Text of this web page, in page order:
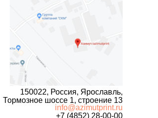
150022, Россия, Ярославль,
Тормозное шоссе 1, строение 13
info@azimutprint.ru
+7 (4852) 28-00-00